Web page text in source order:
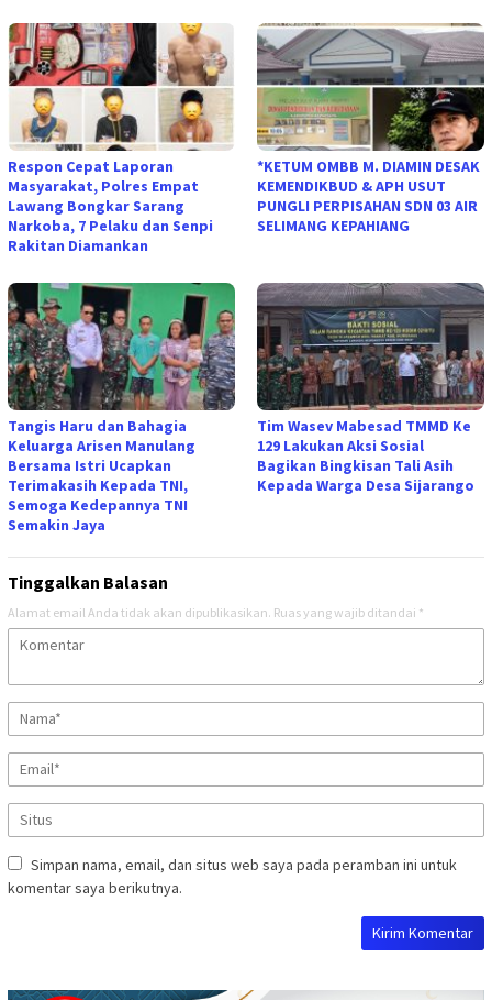
Respon Cepat Laporan
Masyarakat, Polres Empat
Lawang Bongkar Sarang
Narkoba, 7 Pelaku dan Senpi
Rakitan Diamankan
*KETUM OMBB M. DIAMIN DESAK
KEMENDIKBUD & APH USUT
PUNGLI PERPISAHAN SDN 03 AIR
SELIMANG KEPAHIANG
Tangis Haru dan Bahagia
Keluarga Arisen Manulang
Bersama Istri Ucapkan
Terimakasih Kepada TNI,
Semoga Kedepannya TNI
Semakin Jaya
Tim Wasev Mabesad TMMD Ke
129 Lakukan Aksi Sosial
Bagikan Bingkisan Tali Asih
Kepada Warga Desa Sijarango
Tinggalkan Balasan
Alamat email Anda tidak akan dipublikasikan. Ruas yang wajib ditandai *
Simpan nama, email, dan situs web saya pada peramban ini untuk
komentar saya berikutnya.